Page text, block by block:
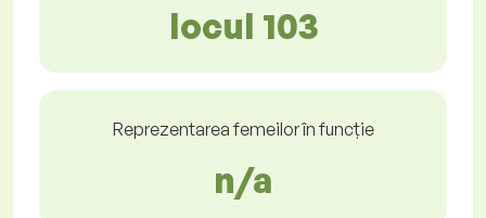
locul 103
Reprezentarea femeilor în funcție
n/a